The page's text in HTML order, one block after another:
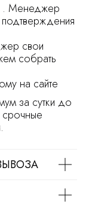
. Менеджер
подтверждения
свои
собрать
на сайте
за сутки до